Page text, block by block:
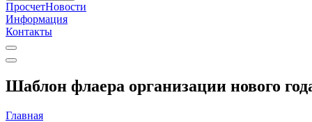
ПросчетНовости
Информация
Контакты
Шаблон флаера организации нового
Главная